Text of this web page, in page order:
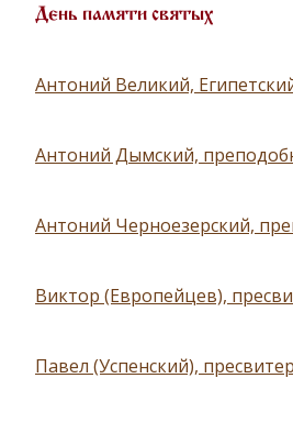
День памяти святых
Антоний Великий,
Антоний Дымский,
Антоний Черноезерский,
Виктор (Европейцев),
Павел (Успенский),